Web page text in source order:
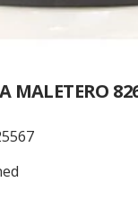
MALETERO